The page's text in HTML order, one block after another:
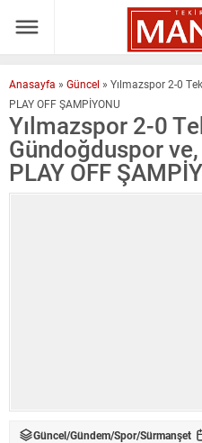
Anasayfa » Güncel » Yılmazspor 2-0
PLAY OFF ŞAMPİYONU
Yılmazspor 2-0
Gündoğduspor
PLAY OFF
Güncel/Gündem/Spor/Sürmanşet